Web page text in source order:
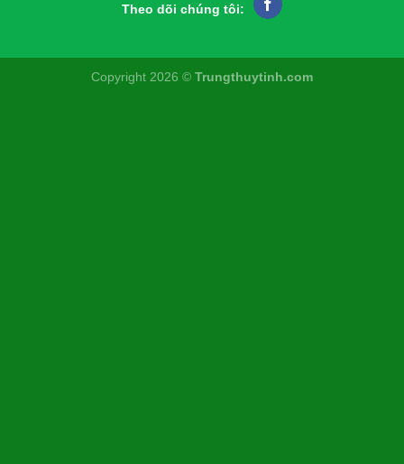
Theo dõi chúng tôi:
Copyright 2026 © Trungthuytinh.com